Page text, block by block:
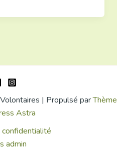
| Propulsé parThème
Astra
admin